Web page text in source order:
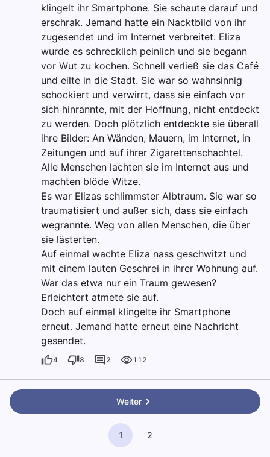
klingelt ihr Smartphone. Sie schaute darauf und
erschrak. Jemand hatte ein Nacktbild von ihr
zugesendet und im Internet verbreitet. Eliza
wurde es schrecklich peinlich und sie begann
vor Wut zu kochen. Schnell verließ sie das Café
und eilte in die Stadt. Sie war so wahnsinnig
schockiert und verwirrt, dass sie einfach vor
sich hinrannte, mit der Hoffnung, nicht entdeckt
zu werden. Doch plötzlich entdeckte sie überall
ihre Bilder: An Wänden, Mauern, im Internet, in
Zeitungen und auf ihrer Zigarettenschachtel.
Alle Menschen lachten sie im Internet aus und
machten blöde Witze.
Es war Elizas schlimmster Albtraum. Sie war so
traumatisiert und außer sich, dass sie einfach
wegrannte. Weg von allen Menschen, die über
sie lästerten.
Auf einmal wachte Eliza nass geschwitzt und
mit einem lauten Geschrei in ihrer Wohnung auf.
War das etwa nur ein Traum gewesen?
Erleichtert atmete sie auf.
Doch auf einmal klingelte ihr Smartphone
erneut. Jemand hatte erneut eine Nachricht
gesendet.
4 8 2 112
Weiter
1 2